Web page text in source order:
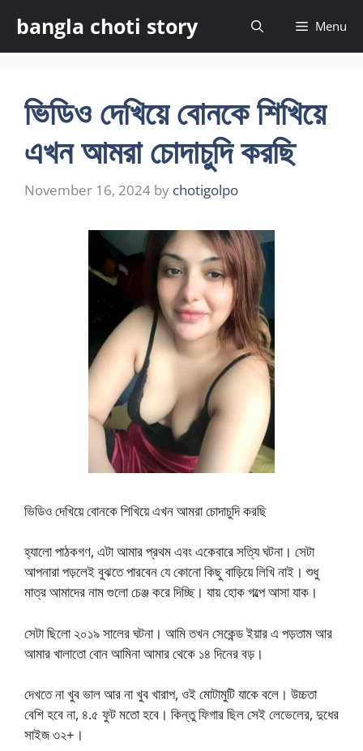
content
bangla choti story Menu
ভিডিও দেখিয়ে বোনকে শিখিয়ে
এখন আমরা চোদাচুদি করছি
November 16, 2024 by chotigolpo
ভিডিও দেখিয়ে বোনকে শিখিয়ে এখন আমরা চোদাচুদি করছি
হ্যালো পাঠকগণ, এটা আমার প্রথম এবং একেবারে সত্যি ঘটনা। সেটা
আপনারা পড়লেই বুঝতে পারবেন যে কোনো কিছু বাড়িয়ে লিখি নাই। শুধু
মাত্র আমাদের নাম গুলো চেঞ্জ করে দিচ্ছি। যায় হোক গল্পে আসা যাক।
সেটা ছিলো ২০১৯ সালের ঘটনা। আমি তখন সেকেন্ড ইয়ার এ পড়তাম আর
আমার খালাতো বোন আমিনা আমার থেকে ১৪ দিনের বড়।
দেখতে না খুব ভাল আর না খুব খারাপ, ওই মোটামুটি যাকে বলে। উচ্চতা
বেশি হবে না, ৪.৫ ফুট মতো হবে। কিন্তু ফিগার ছিল সেই লেভেলের, দুধের
সাইজ ৩২+।